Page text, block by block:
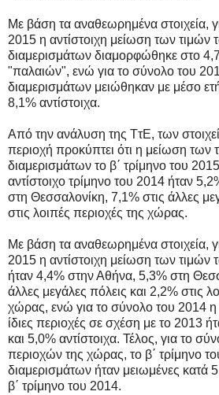
Με βάση τα αναθεωρημένα στοιχεία,
2015 η αντίστοιχη μείωση των τιμών
διαμερισμάτων διαμορφώθηκε στο
"παλαιών", ενώ για το σύνολο του
διαμερισμάτων μειώθηκαν με μέσο
8,1% αντίστοιχα.
Από την ανάλυση της ΤτΕ, των
περιοχή προκύπτει ότι η μείωση των
διαμερισμάτων το β΄ τρίμηνο του
αντίστοιχο τρίμηνο του 2014 ήταν
στη Θεσσαλονίκη, 7,1% στις άλλες
στις λοιπές περιοχές της χώρας.
Με βάση τα αναθεωρημένα στοιχεία,
2015 η αντίστοιχη μείωση των τιμών
ήταν 4,4% στην Αθήνα, 5,3% στη
άλλες μεγάλες πόλεις και 2,2% στις
χώρας, ενώ για το σύνολο του 2014 η
ίδιες περιοχές σε σχέση με το 2013
και 5,0% αντίστοιχα. Τέλος, για το
περιοχών της χώρας, το β΄ τρίμηνο
διαμερισμάτων ήταν μειωμένες κατά
β΄ τρίμηνο του 2014.